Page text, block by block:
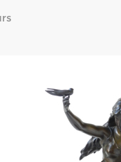
Londen, 1892.